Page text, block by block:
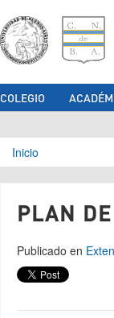
COLEGIO
Se
Inicio
PLAN
Publicado en